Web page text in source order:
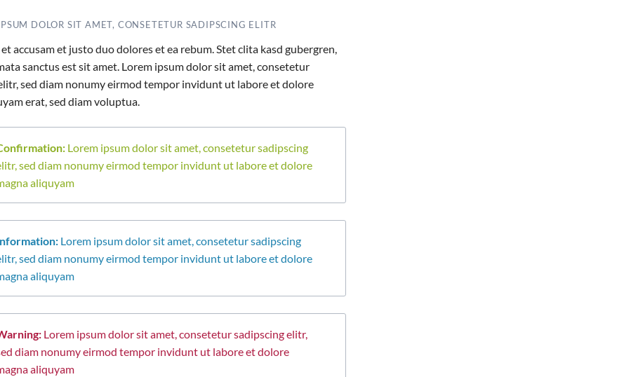
DOLOR SIT AMET, CONSETETUR SADIPSCING ELITR
accusam et justo duo dolores et ea rebum. Stet clita kasd gubergren,
sanctus est sit amet. Lorem ipsum dolor sit amet, consetetur
sed diam nonumy eirmod tempor invidunt ut labore et dolore
erat, sed diam voluptua.
Lorem ipsum dolor sit amet, consetetur sadipscing
sed diam nonumy eirmod tempor invidunt ut labore et dolore
aliquyam
Lorem ipsum dolor sit amet, consetetur sadipscing
sed diam nonumy eirmod tempor invidunt ut labore et dolore
aliquyam
Lorem ipsum dolor sit amet, consetetur sadipscing elitr,
diam nonumy eirmod tempor invidunt ut labore et dolore
aliquyam